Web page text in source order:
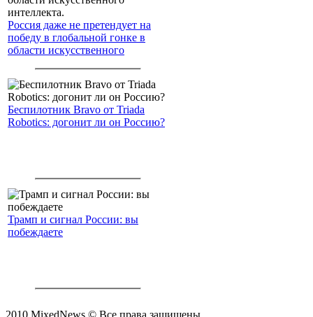
Россия даже не претендует на
победу в глобальной гонке в
области искусственного
Беспилотник Bravo от Triada
Robotics: догонит ли он Россию?
Трамп и сигнал России: вы
побеждаете
2010 MixedNews © Все права защищены